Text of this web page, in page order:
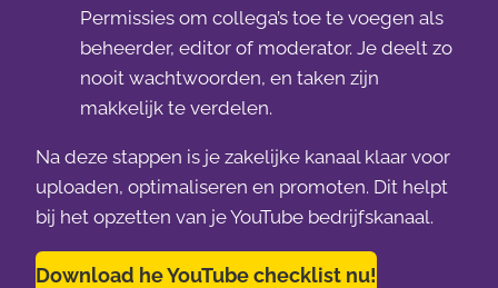
Permissies om collega’s toe te voegen als
beheerder, editor of moderator. Je deelt zo
nooit wachtwoorden, en taken zijn
makkelijk te verdelen.
Na deze stappen is je zakelijke kanaal klaar voor
uploaden, optimaliseren en promoten. Dit helpt
bij het opzetten van je YouTube bedrijfskanaal.
Download he YouTube checklist nu!